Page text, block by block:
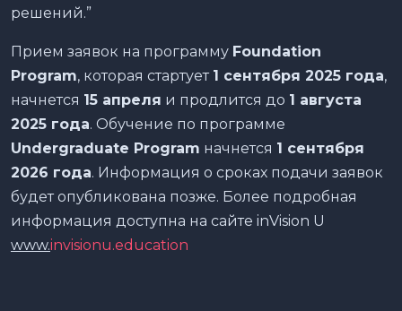
решений.”
Прием заявок на программу Foundation
Program, которая стартует 1 сентября 2025 года,
начнется 15 апреля и продлится до 1 августа
2025 года. Обучение по программе
Undergraduate Program начнется 1 сентября
2026 года. Информация о сроках подачи заявок
будет опубликована позже. Более подробная
информация доступна на сайте inVision U
www.invisionu.education